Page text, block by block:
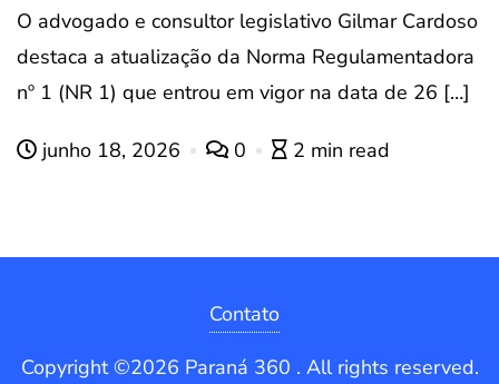
O advogado e consultor legislativo Gilmar Cardoso
destaca a atualização da Norma Regulamentadora
nº 1 (NR 1) que entrou em vigor na data de 26 […]
junho 18, 2026 0 2 min read
Contato
Copyright ©2026 Paraná 360 . All rights reserved.